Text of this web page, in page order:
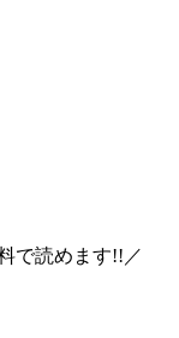
で読めます!!／